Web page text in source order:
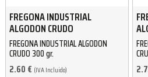
FREGONA INDUSTRIAL
ALGODON CRUDO
FREGONA INDUSTRIAL ALGODON
CRUDO 300 gr.
2.60 € (IVA Incluido)